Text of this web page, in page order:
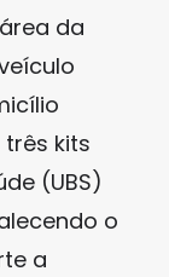
da
kits
(UBS)
o
a